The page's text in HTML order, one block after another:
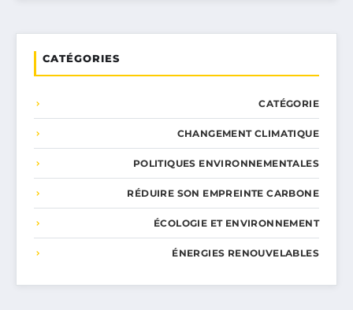
CATÉGORIES
CATÉGORIE
CHANGEMENT CLIMATIQUE
POLITIQUES ENVIRONNEMENTALES
RÉDUIRE SON EMPREINTE CARBONE
ÉCOLOGIE ET ENVIRONNEMENT
ÉNERGIES RENOUVELABLES